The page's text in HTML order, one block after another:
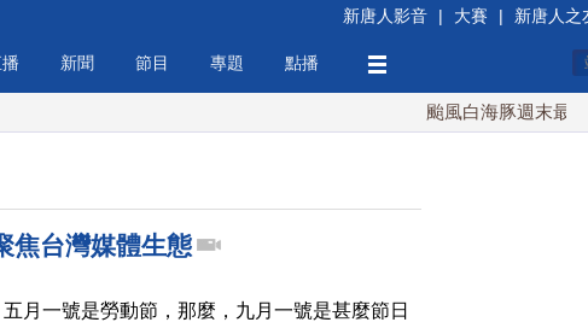
新唐人影音 | 大賽 | 新唐人之
新聞 節目 專題 點播
颱風白海豚週末最接近
焦台灣媒體生態
月一號是勞動節，那麼，九月一號是甚麼節日